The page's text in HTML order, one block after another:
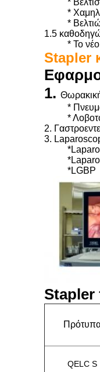
*
*
*
1.5
* Το
Stapler
1.
*
*
2.
3.
*LGBP
Stapler
QELC S